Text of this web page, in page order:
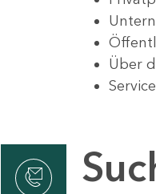
Über
Service